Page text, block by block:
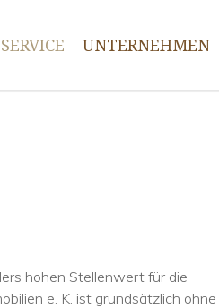
UNTERNEHMEN
hohen Stellenwert für die
e. K. ist grundsätzlich ohne